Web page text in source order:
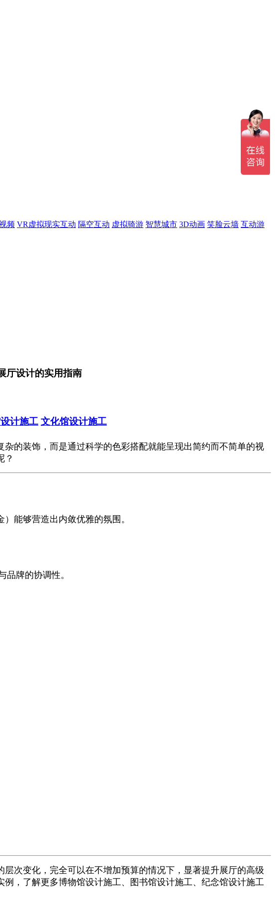
频 VR虚拟现实互动 隔空互动 虚拟骑游 智慧城市 3D动画 笑脸云墙 互动游
厅设计的实用指南
计施工 文化馆设计施工
的装饰，而是通过科学的色彩搭配就能呈现出简约而不简单的视
？
能够营造出内敛优雅的氛围。
品牌的协调性。
次变化，完全可以在不增加预算的情况下，显著提升展厅的高级
，了解更多博物馆设计施工、图书馆设计施工、纪念馆设计施工